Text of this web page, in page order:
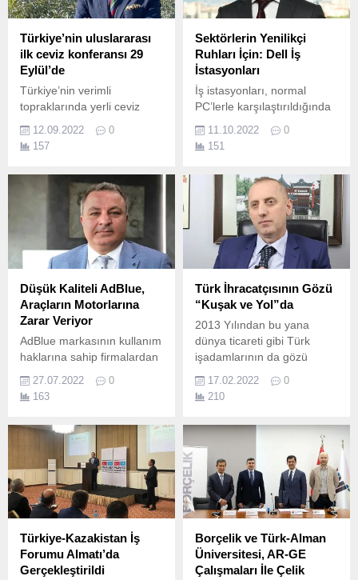
Türkiye’nin uluslararası
ilk ceviz konferansı 29
Eylül’de
Türkiye’nin verimli
topraklarında yerli ceviz
üretimini artırmak ve bu
hedefle cari açığı kapatmak
üzere 1 milyon dikili ceviz
Üreticileri Derneği (CÜD),
29 Eylül 2022’de
‘Türkiye’nin Cevizi,
Türkiye’nin Geleceği 1.
12.09.2022
0
157
Sektörlerin Yenilikçi
Ruhları İçin: Dell İş
İstasyonları
İş istasyonları, normal
PC’lerle karşılaştırıldığında
daha yüksek performans,
görüntü kalitesi ve
profesyonel Bağımsız
Independent Software
Vendor) sertifikasyonlarıyla
gelişmiş bir kullanıcı
deneyimi sunuyor.
11.10.2022
0
151
Düşük Kaliteli AdBlue,
Araçların Motorlarına
Zarar Veriyor
AdBlue markasının kullanım
haklarına sahip firmalardan
Kurulu Üyesi İbrahim
Karahasanoğlu, AdBlue
sertifikalı bayilerden
alınması gerektiği
uyarısında bulundu.
27.07.2022
0
163
Türk İhracatçısının Gözü
“Kuşak ve Yol”da
2013 Yılından bu yana
dünya ticareti gibi Türk
işadamlarının da gözü
17.02.2022
0
210
Türkiye-Kazakistan İş
Forumu Almatı’da
Gerçekleştirildi
Borçelik ve Türk-Alman
Üniversitesi, AR-GE
Çalışmaları İle Çelik